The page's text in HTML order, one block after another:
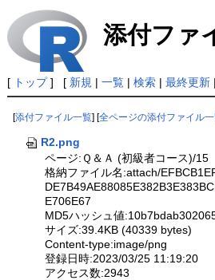
添付ファ
[ トップ] [ 新規 | 一覧| 検索| 最終更新|
[添付ファイル一覧 ] [全ページの添付ファイル一
R2.png
ページ:Ｑ＆Ａ (初級者コース)/15
格納ファイル名:attach/
E706E67
MD5ハッシュ値
サイズ:39.4KB (40339 bytes)
Content-type:image/png
登録日時:2023/03/25 11:19:20
アクセス数:2943